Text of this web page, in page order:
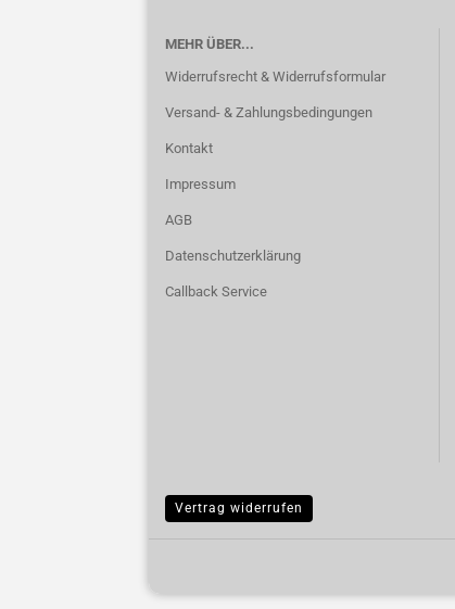
MEHR ÜBER...
Widerrufsrecht & Widerrufsformular
Versand- & Zahlungsbedingungen
Kontakt
Impressum
AGB
Datenschutzerklärung
Callback Service
Vertrag widerrufen